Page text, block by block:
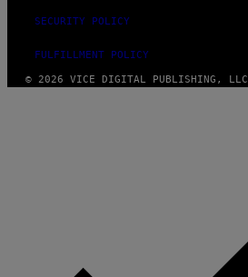
SECURITY POLICY
FULFILLMENT POLICY
© 2026 VICE DIGITAL PUBLISHING, LLC